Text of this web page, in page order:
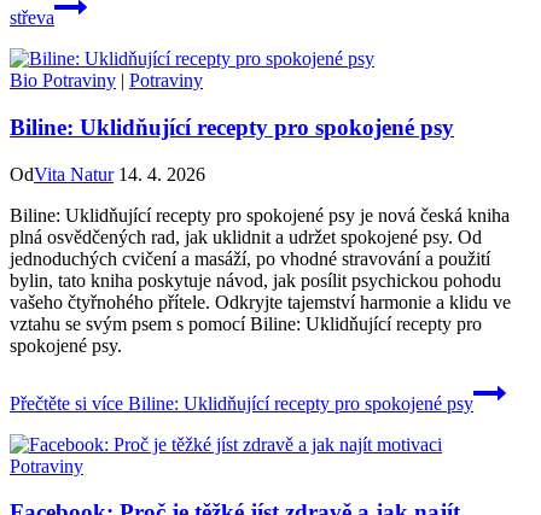
střeva
Bio Potraviny | Potraviny
Biline: Uklidňující recepty pro spokojené psy
OdVita Natur 14. 4. 2026
Biline: Uklidňující recepty pro spokojené psy je nová česká kniha
plná osvědčených rad, jak uklidnit a udržet spokojené psy. Od
jednoduchých cvičení a masáží, po vhodné stravování a použití
bylin, tato kniha poskytuje návod, jak posílit psychickou pohodu
vašeho čtyřnohého přítele. Odkryjte tajemství harmonie a klidu ve
vztahu se svým psem s pomocí Biline: Uklidňující recepty pro
spokojené psy.
Přečtěte si více Biline: Uklidňující recepty pro spokojené psy
Potraviny